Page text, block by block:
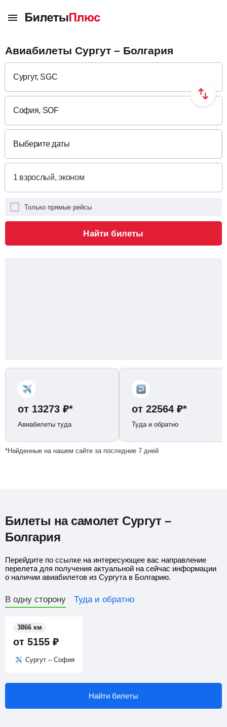
Авиабилеты Сургут – Болгария
Выберите даты
Только прямые рейсы
Найти билеты
от 13273 ₽*
Авиабилеты туда
от 22564 ₽*
Туда и обратно
*Найденные на нашем сайте за последние 7 дней
Билеты на самолет Сургут –
Болгария
Перейдите по ссылке на интересующее вас направление
перелета для получения актуальной на сейчас информации
о наличии авиабилетов из Сургута в Болгарию.
В одну сторону Туда и обратно
от 5155 ₽
Сургут – София
3866 км
Найти билеты